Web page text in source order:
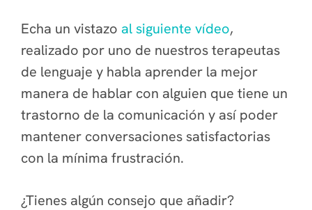
Echa un vistazo al siguiente vídeo,
realizado por uno de nuestros terapeutas
de lenguaje y habla aprender la mejor
manera de hablar con alguien que tiene un
trastorno de la comunicación y así poder
mantener conversaciones satisfactorias
con la mínima frustración.
¿Tienes algún consejo que añadir?